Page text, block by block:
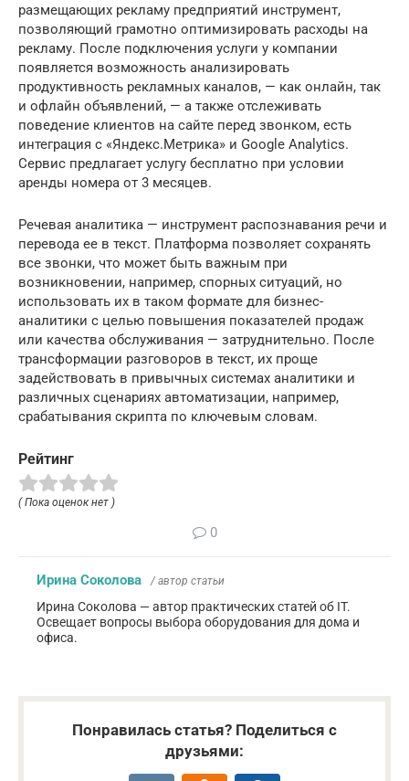
размещающих рекламу предприятий инструмент,
позволяющий грамотно оптимизировать расходы на
рекламу. После подключения услуги у компании
появляется возможность анализировать
продуктивность рекламных каналов, — как онлайн, так
и офлайн объявлений, — а также отслеживать
поведение клиентов на сайте перед звонком, есть
интеграция с «Яндекс.Метрика» и Google Analytics.
Сервис предлагает услугу бесплатно при условии
аренды номера от 3 месяцев.
Речевая аналитика — инструмент распознавания речи и
перевода ее в текст. Платформа позволяет сохранять
все звонки, что может быть важным при
возникновении, например, спорных ситуаций, но
использовать их в таком формате для бизнес-
аналитики с целью повышения показателей продаж
или качества обслуживания — затруднительно. После
трансформации разговоров в текст, их проще
задействовать в привычных системах аналитики и
различных сценариях автоматизации, например,
срабатывания скрипта по ключевым словам.
Рейтинг
( Пока оценок нет )
0
Ирина Соколова / автор статьи
Ирина Соколова — автор практических статей об IT.
Освещает вопросы выбора оборудования для дома и
офиса.
Понравилась статья? Поделиться с
друзьями: